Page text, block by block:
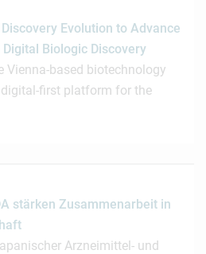
Evolution to Advance
Biologic Discovery
Vienna-based biotechnology
first platform for the
stärken Zusammenarbeit in
Arzneimittel- und